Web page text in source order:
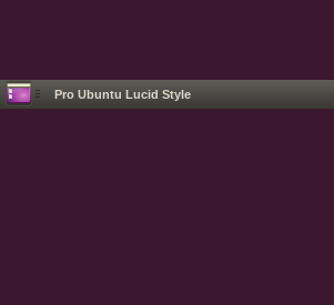
Pro Ubuntu Lucid Style